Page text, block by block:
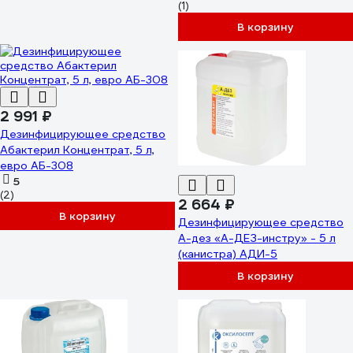
(1)
В корзину
2 991 ₽
Дезинфицирующее средство
Абактерил Концентрат, 5 л,
евро АБ-308
5
(2)
В корзину
2 664 ₽
Дезинфицирующее средство
А-дез «А-ДЕЗ-инстру» - 5 л
(канистра) АДИ-5
В корзину